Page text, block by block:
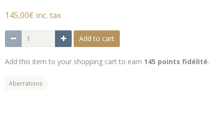
145,00€ inc. tax
Add to cart
Add this item to your shopping cart to earn 145 points fidélité.
Aberrations